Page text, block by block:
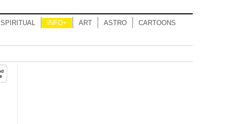
SPIRITUAL INFO+ ART ASTRO CARTOONS